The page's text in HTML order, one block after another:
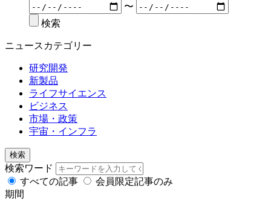
〜
検索
ニュースカテゴリー
研究開発
新製品
ライフサイエンス
ビジネス
市場・政策
宇宙・インフラ
検索
検索ワード
すべての記事
会員限定記事のみ
期間